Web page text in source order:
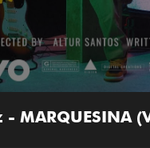
- MARQUESINA